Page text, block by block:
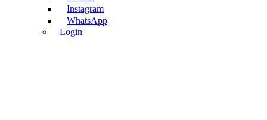
Instagram
WhatsApp
Login